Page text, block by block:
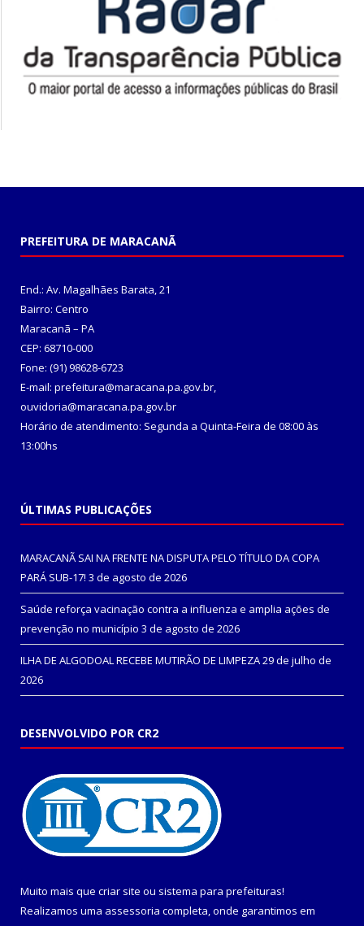
PREFEITURA DE MARACANÃ
End.: Av. Magalhães Barata, 21
Bairro: Centro
Maracanã – PA
CEP: 68710-000
Fone: (91) 98628-6723
E-mail: prefeitura@maracana.pa.gov.br,
ouvidoria@maracana.pa.gov.br
Horário de atendimento: Segunda a Quinta-Feira de 08:00 às
13:00hs
ÚLTIMAS PUBLICAÇÕES
MARACANÃ SAI NA FRENTE NA DISPUTA PELO TÍTULO DA COPA
PARÁ SUB-17! 3 de agosto de 2026
Saúde reforça vacinação contra a influenza e amplia ações de
prevenção no município 3 de agosto de 2026
ILHA DE ALGODOAL RECEBE MUTIRÃO DE LIMPEZA29 de julho de
2026
DESENVOLVIDO POR CR2
Muito mais que criar site ou sistema para prefeituras!
Realizamos uma assessoria completa, onde garantimos em